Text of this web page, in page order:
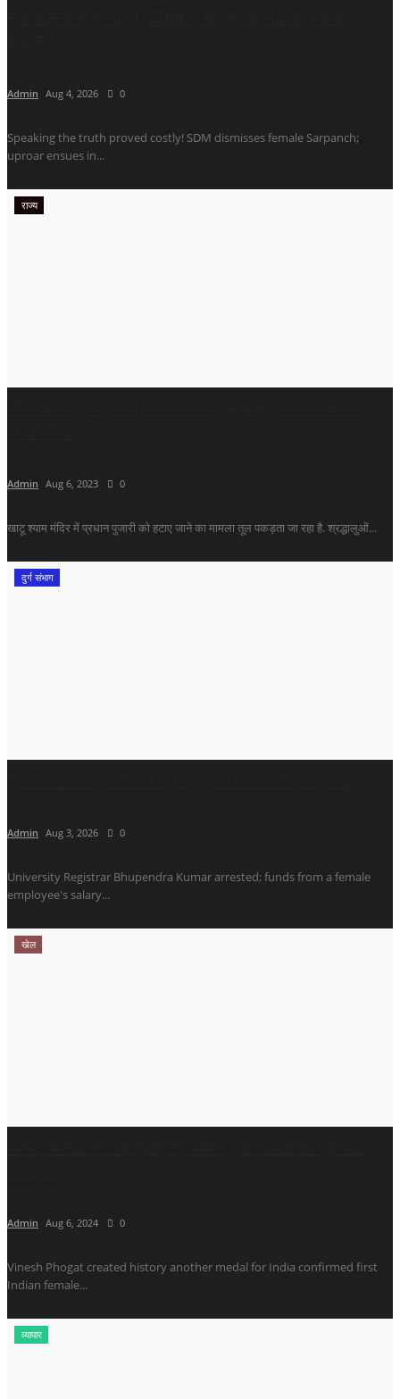
Admin Aug 4, 2026 0
Speaking the truth proved costly! SDM dismisses female Sarpanch;
uproar ensues in...
राज्य
Admin Aug 6, 2023 0
खाटू श्याम मंदिर में प्रधान पुजारी को हटाए जाने का मामला तूल पकड़ता जा रहा है. श्रद्धालुओं...
दुर्ग संभाग
Admin Aug 3, 2026 0
University Registrar Bhupendra Kumar arrested; funds from a female
employee's salary...
खेल
Admin Aug 6, 2024 0
Vinesh Phogat created history another medal for India confirmed first
Indian female...
व्यापार